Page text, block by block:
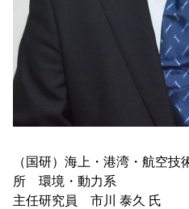
（国研）海上・港湾・航空
所 環境・動力系
主任研究員 市川 泰久 氏